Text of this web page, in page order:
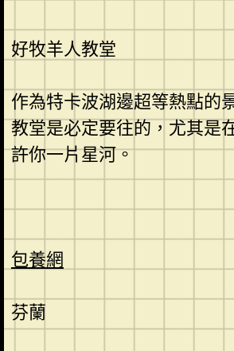
好牧羊人教堂
作為特卡波湖邊超等熱點的
教堂是必定要往的，尤其是
許你一片星河。
包養網
芬蘭